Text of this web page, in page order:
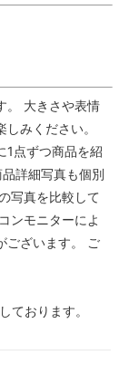
。 大きさや表情
みください。
1点ずつ商品を紹
詳細写真も個別
写真を比較して
ンモニターによ
ございます。 ご
ております。